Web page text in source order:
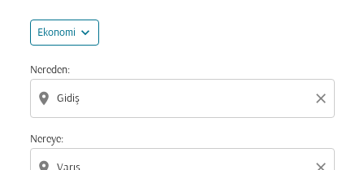
Ekonomi expand_more
Nereden:
location_on close
Nereye: